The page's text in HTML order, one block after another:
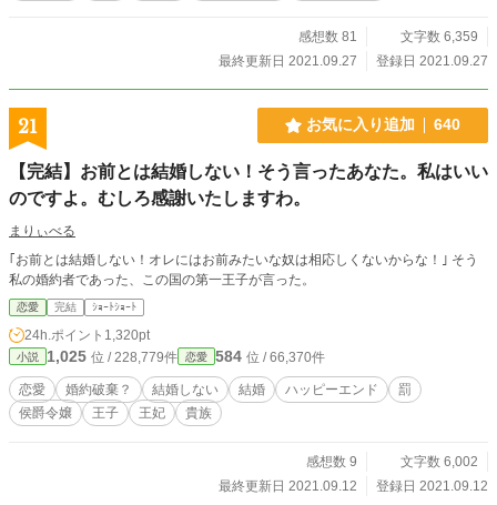
感想数 81
文字数 6,359
最終更新日 2021.09.27
登録日 2021.09.27
21 お気に入り追加 640
【完結】お前とは結婚しない！そう言ったあなた。私はいい
のですよ。むしろ感謝いたしますわ。
まりぃべる
｢お前とは結婚しない！オレにはお前みたいな奴は相応しくないからな！｣ そう
私の婚約者であった、この国の第一王子が言った。
恋愛 完結 ｼｮｰﾄｼｮｰﾄ
24h.ポイント 1,320pt
小説 1,025 位 / 228,779件 恋愛 584 位 / 66,370件
恋愛 婚約破棄？ 結婚しない 結婚 ハッピーエンド
罰
侯爵令嬢
王子 王妃 貴族
感想数 9
文字数 6,002
最終更新日 2021.09.12
登録日 2021.09.12